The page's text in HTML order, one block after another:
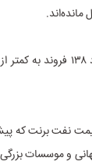
مانده‌اند.
بانک جهانی و